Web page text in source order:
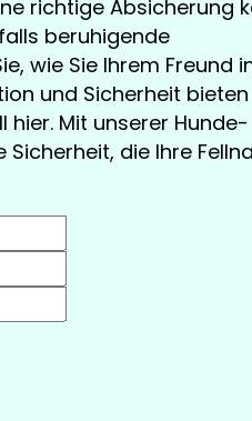
richtige Absicherung
beruhigende
wie Sie Ihrem Freund
und Sicherheit bieten
hier. Mit unserer Hunde-
die Ihre